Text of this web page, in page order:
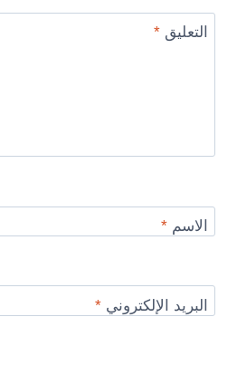
التعليق*
الاسم*
البريد الإلكتروني*